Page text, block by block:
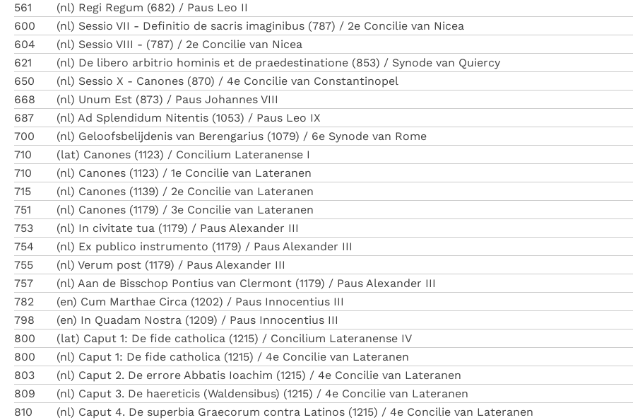
561
(nl) Regi Regum (682) / Paus Leo II
600
(nl) Sessio VII - Definitio de sacris imaginibus (787) / 2e Concilie van Nicea
604
(nl) Sessio VIII - (787) / 2e Concilie van Nicea
621
(nl) De libero arbitrio hominis et de praedestinatione (853) / Synode van Quiercy
650
(nl) Sessio X - Canones (870) / 4e Concilie van Constantinopel
668
(nl) Unum Est (873) / Paus Johannes VIII
687
(nl) Ad Splendidum Nitentis (1053) / Paus Leo IX
700
(nl) Geloofsbelijdenis van Berengarius (1079) / 6e Synode van Rome
710
(lat) Canones (1123) / Concilium Lateranense I
710
(nl) Canones (1123) / 1e Concilie van Lateranen
715
(nl) Canones (1139) / 2e Concilie van Lateranen
751
(nl) Canones (1179) / 3e Concilie van Lateranen
753
(nl) In civitate tua (1179) / Paus Alexander III
754
(nl) Ex publico instrumento (1179) / Paus Alexander III
755
(nl) Verum post (1179) / Paus Alexander III
757
(nl) Aan de Bisschop Pontius van Clermont (1179) / Paus Alexander III
782
(en) Cum Marthae Circa (1202) / Paus Innocentius III
798
(en) In Quadam Nostra (1209) / Paus Innocentius III
800
(lat) Caput 1: De fide catholica (1215) / Concilium Lateranense IV
800
(nl) Caput 1: De fide catholica (1215) / 4e Concilie van Lateranen
803
(nl) Caput 2. De errore Abbatis Ioachim (1215) / 4e Concilie van Lateranen
809
(nl) Caput 3. De haereticis (Waldensibus) (1215) / 4e Concilie van Lateranen
810
(nl) Caput 4. De superbia Graecorum contra Latinos (1215) / 4e Concilie van Lateranen